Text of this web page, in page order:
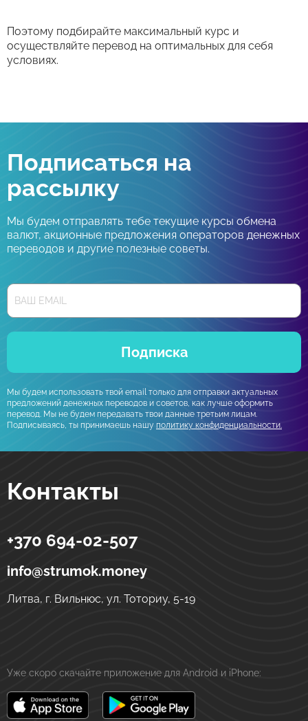
Поэтому подбирайте максимальный курс и
осуществляйте перевод на оптимальных для себя
условиях.
Подписаться на
рассылку
Мы будем отправлять тебе текущие курсы обмена
валют, акционные предложения операторов денежных
переводов и другие полезные советы.
Подписка
Мы будем использовать твой email только для отправки актуальных
предложений денежных переводов и советов, как лучше оформить
перевод. Мы не будем передавать твои данные третьим лицам.
Подписываясь, ты принимаешь нашу политику конфиденциальности.
Контакты
Strumok
Денежные переводы в Украине
ул. Тоториу, 5-19
+370 694-02-507
info@strumok.money
Литва, г. Вильнюс, ул. Тоториу, 5-19
Уже скоро скачайте приложение для Android и iPhone: